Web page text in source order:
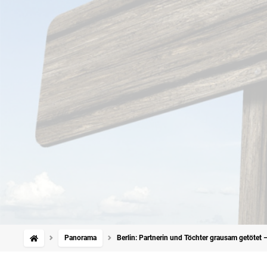
Panorama Berlin: Partnerin und Töchter grausam getötet